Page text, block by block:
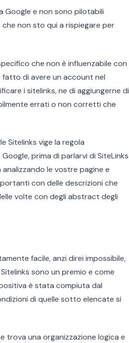
Google e non sono pilotabili
non sto qui a rispiegare per
che non è influenzabile con
di avere un account nel
i sitelinks, ne di aggiungerne di
errati o non corretti che
Sitelinks vige la regola
prima di parlarvi di SiteLinks
le vostre pagine e
con delle descrizioni che
volte con degli abstract degli
facile, anzi direi impossibile,
sono un premio e come
è stata compiuta dal
di quelle sotto elencate si
trova una organizzazione logica e